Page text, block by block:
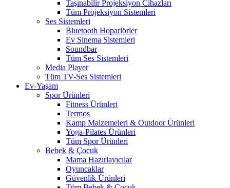
Taşınabilir Projeksiyon Cihazları
Tüm Projeksiyon Sistemleri
Ses Sistemleri
Bluetooth Hoparlörler
Ev Sinema Sistemleri
Soundbar
Tüm Ses Sistemleri
Media Player
Tüm TV-Ses Sistemleri
Ev-Yaşam
Spor Ürünleri
Fitness Ürünleri
Termos
Kamp Malzemeleri & Outdoor Ürünleri
Yoga-Pilates Ürünleri
Tüm Spor Ürünleri
Bebek & Çocuk
Mama Hazırlayıcılar
Oyuncaklar
Güvenlik Ürünleri